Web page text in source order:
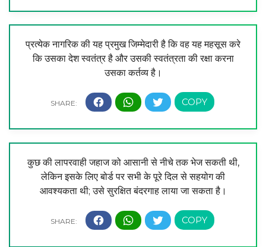
प्रत्येक नागरिक की यह प्रमुख जिम्मेदारी है कि वह यह महसूस करे
कि उसका देश स्वतंत्र है और उसकी स्वतंत्रता की रक्षा करना
उसका कर्तव्य है।
कुछ की लापरवाही जहाज को आसानी से नीचे तक भेज सकती थी,
लेकिन इसके लिए बोर्ड पर सभी के पूरे दिल से सहयोग की
आवश्यकता थी; उसे सुरक्षित बंदरगाह लाया जा सकता है।